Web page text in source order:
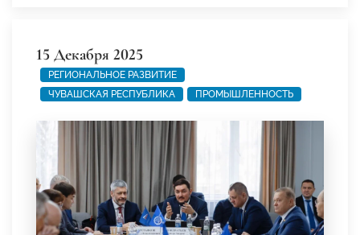
15 Декабря 2025
РЕГИОНАЛЬНОЕ РАЗВИТИЕ
ЧУВАШСКАЯ РЕСПУБЛИКА
ПРОМЫШЛЕННОСТЬ